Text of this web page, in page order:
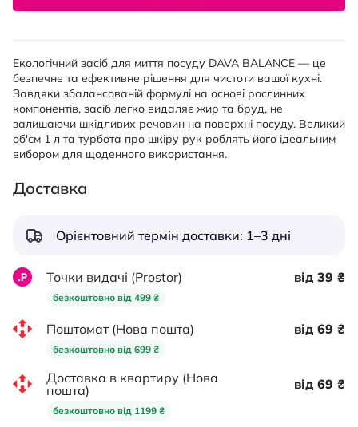
Екологічний засіб для миття посуду DAVA BALANCE — це
безпечне та ефективне рішення для чистоти вашої кухні.
Завдяки збалансованій формулі на основі рослинних
компонентів, засіб легко видаляє жир та бруд, не
залишаючи шкідливих речовин на поверхні посуду. Великий
об'єм 1 л та турбота про шкіру рук роблять його ідеальним
вибором для щоденного використання.
Доставка
Орієнтовний термін доставки: 1–3 дні
Точки видачі (Prostor)
безкоштовно від 499 ₴
від 39 ₴
Поштомат (Нова пошта)
безкоштовно від 699 ₴
від 69 ₴
Доставка в квартиру (Нова
пошта)
безкоштовно від 1199 ₴
від 69 ₴